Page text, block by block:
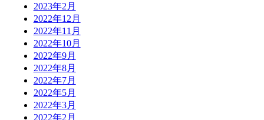
2023年2月
2022年12月
2022年11月
2022年10月
2022年9月
2022年8月
2022年7月
2022年5月
2022年3月
2022年2月